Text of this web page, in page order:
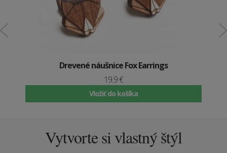
Drevené náušnice Fox Earrings
19.9 €
Vložiť do košíka
Vytvorte si vlastný štýl